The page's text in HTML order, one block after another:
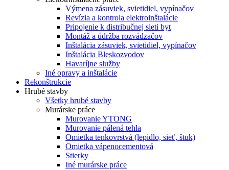
Výmena zásuviek, svietidiel, vypínačov
Revízia a kontrola elektroinštalácie
Pripojenie k distribučnej sieti byt
Montáž a údržba rozvádzačov
Inštalácia zásuviek, svietidiel, vypínačov
Inštalácia Bleskozvodov
Havaríjne služby
Iné opravy a inštalácie
Rekonštrukcie
Hrubé stavby
Všetky hrubé stavby
Murárske práce
Murovanie YTONG
Murovanie pálená tehla
Omietka tenkovrstvá (lepidlo, sieť, štuk)
Omietka vápenocementová
Stierky
Iné murárske práce